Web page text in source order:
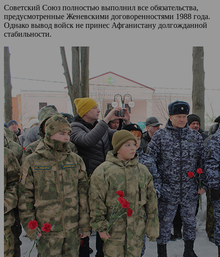
Советский Союз полностью выполнил все обязательства,
предусмотренные Женевскими договоренностями 1988 года.
Однако вывод войск не принес Афганистану долгожданной
стабильности.